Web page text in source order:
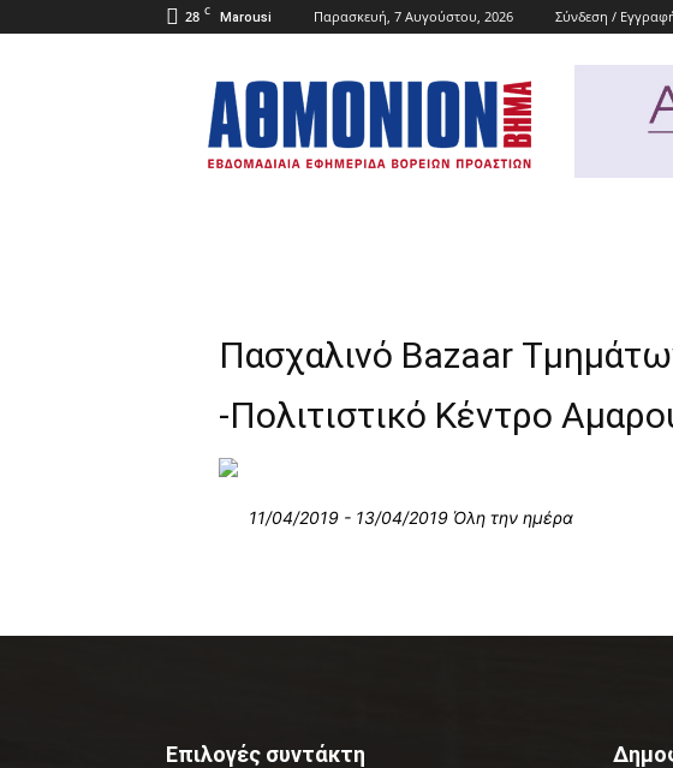
28 C Marousi Παρασκευή, 7 Αυγούστου, 2026 Σύνδεση /
ΑΘΜΟΝΙΟΝ
ΒΗΜΑ
Πασχαλινό Bazaar
-Πολιτιστικό Κέντρο
11/04/2019 - 13/04/2019 Όλη την ημέρα
Επιλογές συντάκτη